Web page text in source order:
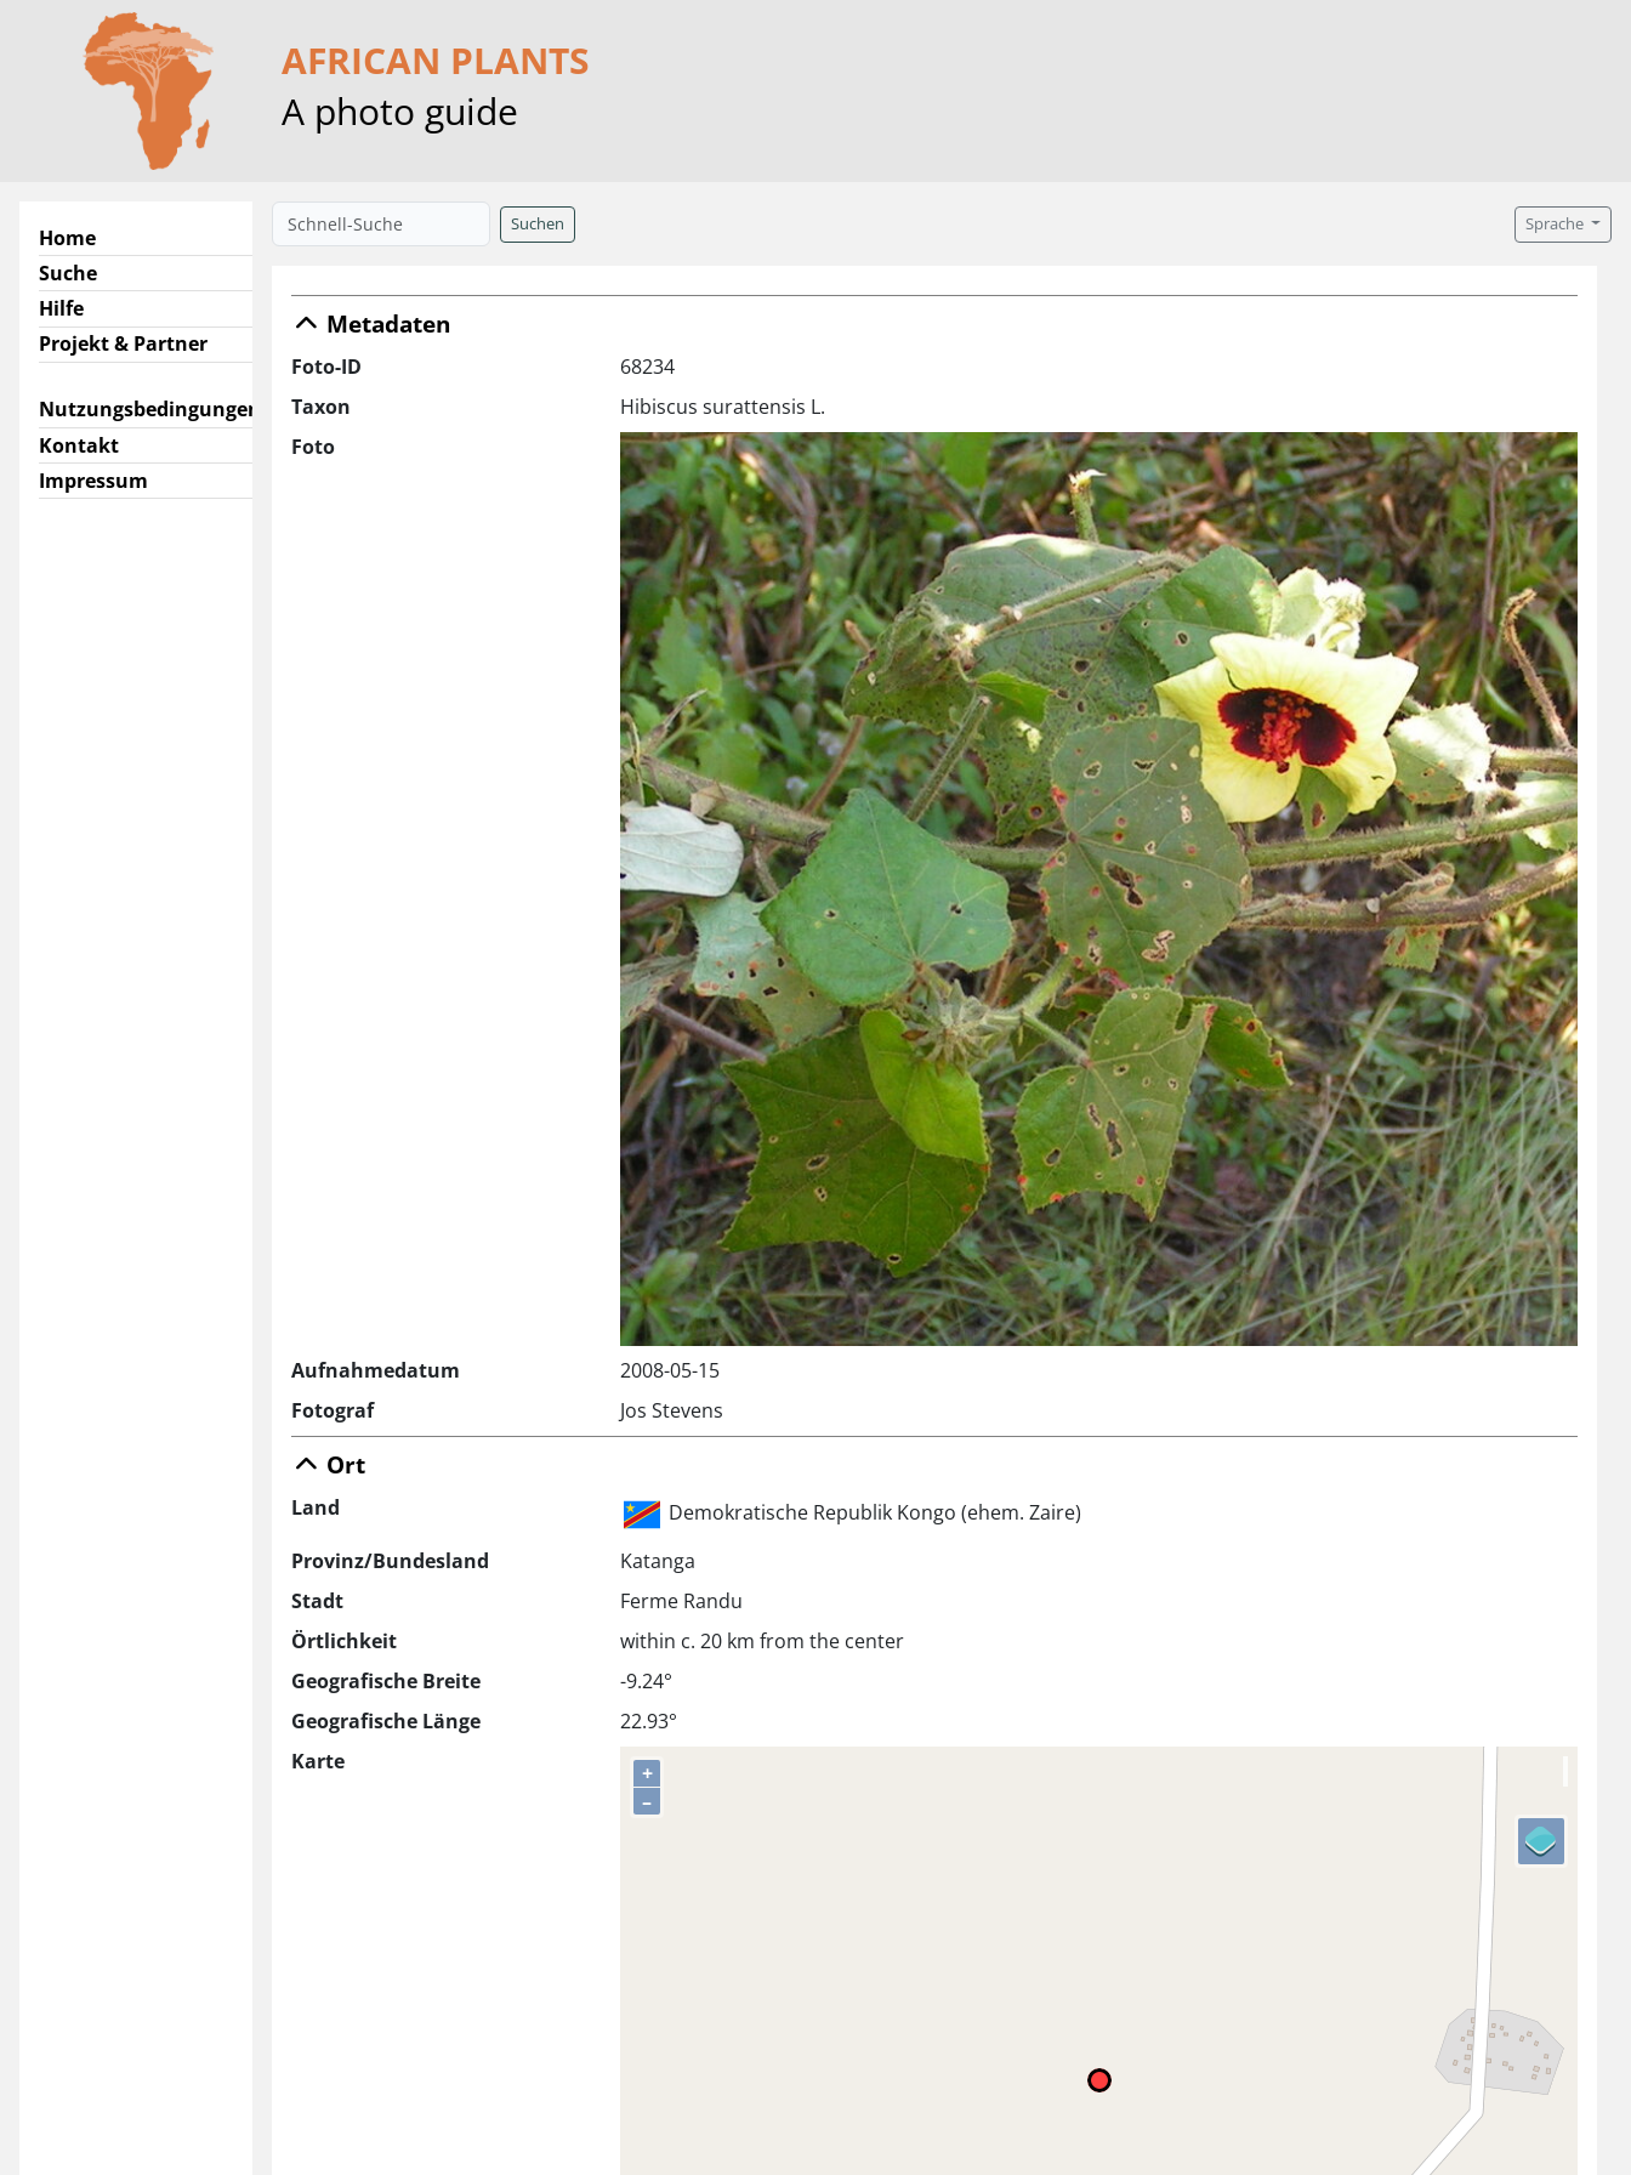
AFRICAN PLANTS
A photo guide
Home
Suche
Hilfe
Projekt & Partner
Nutzungsbedingungen
Kontakt
Impressum
Suchen Sprache
Metadaten
Foto-ID
68234
Taxon
Hibiscus surattensis L.
Foto
Aufnahmedatum
2008-05-15
Fotograf
Jos Stevens
Ort
Land
Demokratische Republik Kongo (ehem. Zaire)
Provinz/Bundesland
Katanga
Stadt
Ferme Randu
Örtlichkeit
within c. 20 km from the center
Geografische Breite
-9.24°
Geografische Länge
22.93°
Karte
+
–